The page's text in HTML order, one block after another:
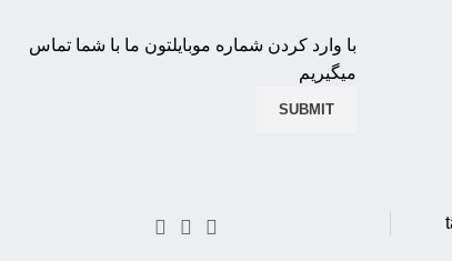
با وارد کردن شماره موبایلتون ما با شما تماس
میگیریم
SUBMIT